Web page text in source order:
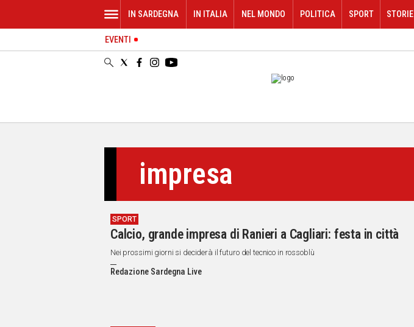
ORISTANO
IN SARDEGNA IN ITALIA NEL MONDO POLITICA SPORT STORIE
EVENTI
impresa
SPORT
Calcio, grande impresa di Ranieri a Cagliari: festa in città
Nei prossimi giorni si deciderà il futuro del tecnico in rossoblù
Redazione Sardegna Live